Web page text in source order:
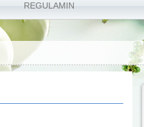
REGULAMIN